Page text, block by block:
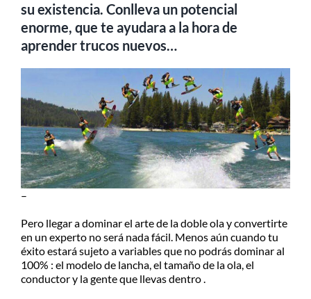
su existencia. Conlleva un potencial
enorme, que te ayudara a la hora de
aprender trucos nuevos…
–
Pero llegar a dominar el arte de la doble ola y convertirte
en un experto no será nada fácil. Menos aún cuando tu
éxito estará sujeto a variables que no podrás dominar al
100% : el modelo de lancha, el tamaño de la ola, el
conductor y la gente que llevas dentro .